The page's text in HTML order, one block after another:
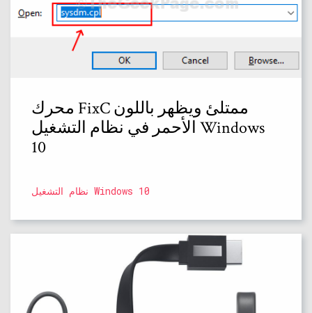
محرك FixC ممتلئ ويظهر باللون
الأحمر في نظام التشغيل Windows
10
نظام التشغيل Windows 10